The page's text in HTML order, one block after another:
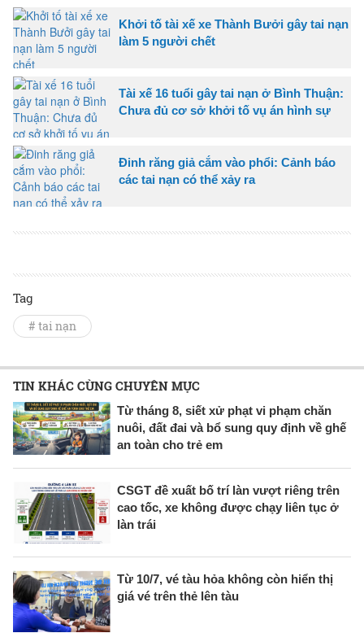
Khởi tố tài xế xe Thành Bưởi gây tai nạn
làm 5 người chết
Tài xế 16 tuổi gây tai nạn ở Bình Thuận:
Chưa đủ cơ sở khởi tố vụ án hình sự
Đinh răng giả cắm vào phổi: Cảnh báo
các tai nạn có thể xảy ra
Tag
# tai nạn
TIN KHÁC CÙNG CHUYÊN MỤC
Từ tháng 8, siết xử phạt vi phạm chăn
nuôi, đất đai và bổ sung quy định về ghế
an toàn cho trẻ em
CSGT đề xuất bố trí làn vượt riêng trên
cao tốc, xe không được chạy liên tục ở
làn trái
Từ 10/7, vé tàu hỏa không còn hiển thị
giá vé trên thẻ lên tàu